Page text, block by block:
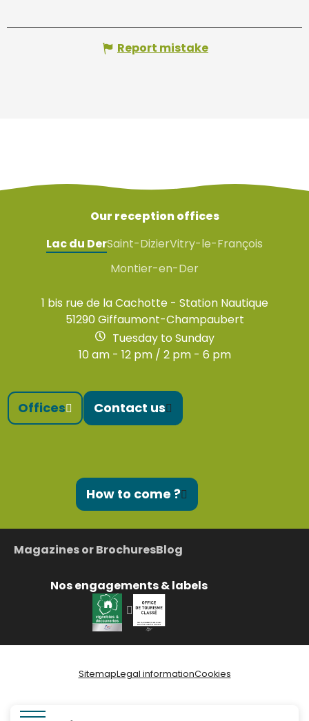
Report mistake
Our reception offices
Lac du DerSaint-DizierVitry-le-François
Montier-en-Der
1 bis rue de la Cachotte - Station Nautique
51290 Giffaumont-Champaubert
Tuesday to Sunday
10 am - 12 pm / 2 pm - 6 pm
Offices Contact us
How to come ?
Magazines or BrochuresBlog
Nos engagements & labels
SitemapLegal informationCookies